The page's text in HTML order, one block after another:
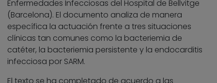
Enfermedades Infecciosas del Hospital de Bellvitge
(Barcelona). El documento analiza de manera
específica la actuación frente a tres situaciones
clínicas tan comunes como la bacteriemia de
catéter, la bacteriemia persistente y la endocarditis
infecciosa por SARM.